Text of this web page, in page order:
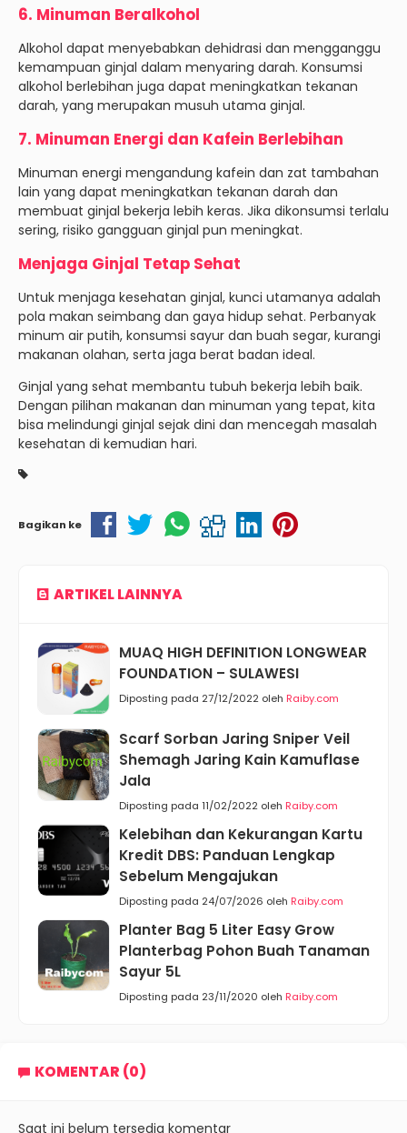
6. Minuman Beralkohol
Alkohol dapat menyebabkan dehidrasi dan mengganggu
kemampuan ginjal dalam menyaring darah. Konsumsi
alkohol berlebihan juga dapat meningkatkan tekanan
darah, yang merupakan musuh utama ginjal.
7. Minuman Energi dan Kafein Berlebihan
Minuman energi mengandung kafein dan zat tambahan
lain yang dapat meningkatkan tekanan darah dan
membuat ginjal bekerja lebih keras. Jika dikonsumsi terlalu
sering, risiko gangguan ginjal pun meningkat.
Menjaga Ginjal Tetap Sehat
Untuk menjaga kesehatan ginjal, kunci utamanya adalah
pola makan seimbang dan gaya hidup sehat. Perbanyak
minum air putih, konsumsi sayur dan buah segar, kurangi
makanan olahan, serta jaga berat badan ideal.
Ginjal yang sehat membantu tubuh bekerja lebih baik.
Dengan pilihan makanan dan minuman yang tepat, kita
bisa melindungi ginjal sejak dini dan mencegah masalah
kesehatan di kemudian hari.
Bagikan ke
ARTIKEL LAINNYA
MUAQ HIGH DEFINITION LONGWEAR
FOUNDATION – SULAWESI
Diposting pada 27/12/2022 oleh Raiby.com
Scarf Sorban Jaring Sniper Veil
Shemagh Jaring Kain Kamuflase
Jala
Diposting pada 11/02/2022 oleh Raiby.com
Kelebihan dan Kekurangan Kartu
Kredit DBS: Panduan Lengkap
Sebelum Mengajukan
Diposting pada 24/07/2026 oleh Raiby.com
Planter Bag 5 Liter Easy Grow
Planterbag Pohon Buah Tanaman
Sayur 5L
Diposting pada 23/11/2020 oleh Raiby.com
KOMENTAR (0)
Saat ini belum tersedia komentar